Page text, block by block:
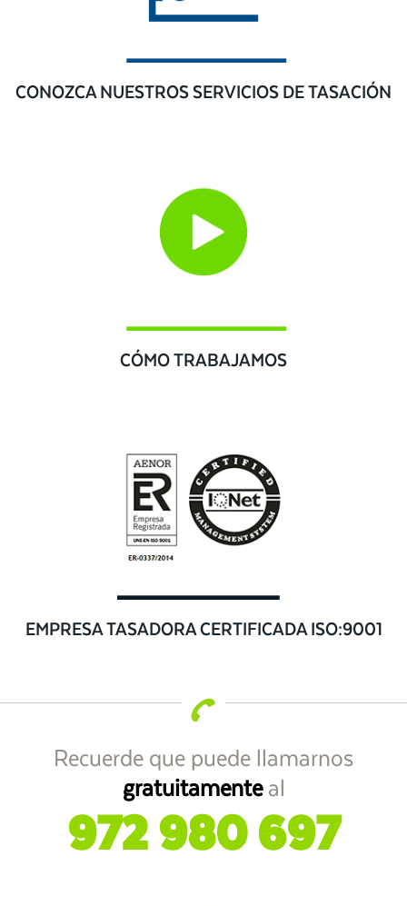
CONOZCA NUESTROS SERVICIOS DE TASACIÓN
CÓMO TRABAJAMOS
EMPRESA TASADORA CERTIFICADA ISO:9001
Recuerde que puede llamarnos
gratuitamenteal
972 980 697